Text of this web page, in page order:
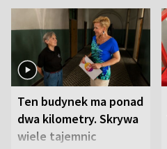
Ten budynek ma ponad
dwa kilometry. Skrywa
wiele tajemnic